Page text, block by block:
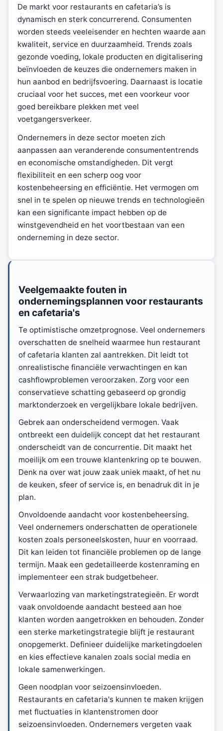
De markt voor restaurants en cafetaria’s is
dynamisch en sterk concurrerend. Consumenten
worden steeds veeleisender en hechten waarde aan
kwaliteit, service en duurzaamheid. Trends zoals
gezonde voeding, lokale producten en digitalisering
beïnvloeden de keuzes die ondernemers maken in
hun aanbod en bedrijfsvoering. Daarnaast is locatie
cruciaal voor het succes, met een voorkeur voor
goed bereikbare plekken met veel
voetgangersverkeer.
Ondernemers in deze sector moeten zich
aanpassen aan veranderende consumententrends
en economische omstandigheden. Dit vergt
flexibiliteit en een scherp oog voor
kostenbeheersing en efficiëntie. Het vermogen om
snel in te spelen op nieuwe trends en technologieën
kan een significante impact hebben op de
winstgevendheid en het voortbestaan van een
onderneming in deze sector.
Veelgemaakte fouten in
ondernemingsplannen voor restaurants
en cafetaria's
Te optimistische omzetprognose. Veel ondernemers
overschatten de snelheid waarmee hun restaurant
of cafetaria klanten zal aantrekken. Dit leidt tot
onrealistische financiële verwachtingen en kan
cashflowproblemen veroorzaken. Zorg voor een
conservatieve schatting gebaseerd op grondig
marktonderzoek en vergelijkbare lokale bedrijven.
Gebrek aan onderscheidend vermogen. Vaak
ontbreekt een duidelijk concept dat het restaurant
onderscheidt van de concurrentie. Dit maakt het
moeilijk om een trouwe klantenkring op te bouwen.
Denk na over wat jouw zaak uniek maakt, of het nu
de keuken, sfeer of service is, en benadruk dit in je
plan.
Onvoldoende aandacht voor kostenbeheersing.
Veel ondernemers onderschatten de operationele
kosten zoals personeelskosten, huur en voorraad.
Dit kan leiden tot financiële problemen op de lange
termijn. Maak een gedetailleerde kostenraming en
implementeer een strak budgetbeheer.
Verwaarlozing van marketingstrategieën. Er wordt
vaak onvoldoende aandacht besteed aan hoe
klanten worden aangetrokken en behouden. Zonder
een sterke marketingstrategie blijft je restaurant
onopgemerkt. Definieer duidelijke marketingdoelen
en kies effectieve kanalen zoals social media en
lokale samenwerkingen.
Geen noodplan voor seizoensinvloeden.
Restaurants en cafetaria's kunnen te maken krijgen
met fluctuaties in klantenstromen door
seizoensinvloeden. Ondernemers vergeten vaak